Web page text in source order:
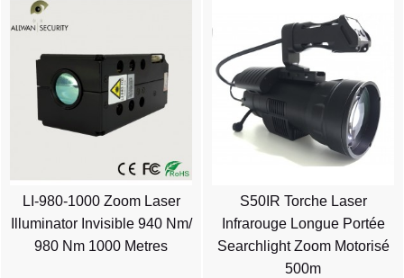
LI-980-1000 Zoom Laser
Illuminator Invisible 940 Nm/
980 Nm 1000 Metres
S50IR Torche Laser
Infrarouge Longue Portée
Searchlight Zoom Motorisé
500m